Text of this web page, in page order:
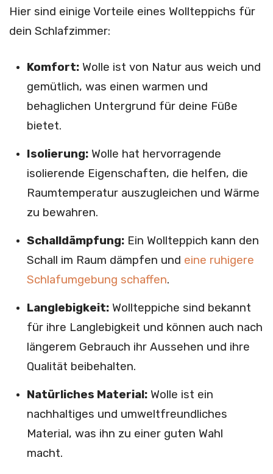
Hier sind einige Vorteile eines Wollteppichs für
dein Schlafzimmer:
Komfort:Wolle ist von Natur aus weich und
gemütlich, was einen warmen und
behaglichen Untergrund für deine Füße
bietet.
Isolierung:Wolle hat hervorragende
isolierende Eigenschaften, die helfen, die
Raumtemperatur auszugleichen und Wärme
zu bewahren.
Schalldämpfung:Ein Wollteppich kann den
Schall im Raum dämpfen und eine ruhigere
Schlafumgebung schaffen.
Langlebigkeit:Wollteppiche sind bekannt
für ihre Langlebigkeit und können auch nach
längerem Gebrauch ihr Aussehen und ihre
Qualität beibehalten.
Natürliches Material:Wolle ist ein
nachhaltiges und umweltfreundliches
Material, was ihn zu einer guten Wahl
macht.